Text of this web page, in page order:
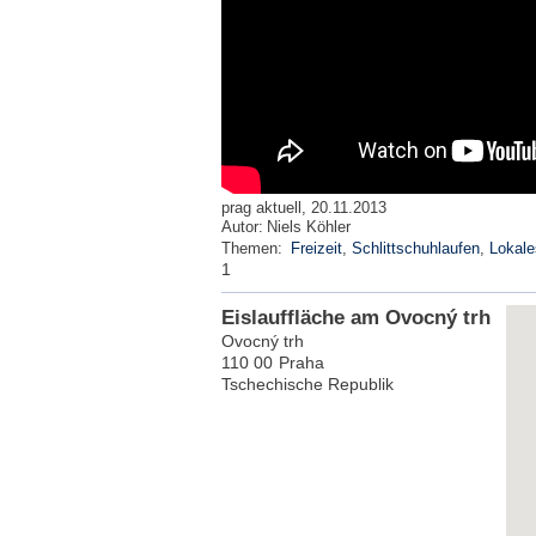
prag aktuell, 20.11.2013
Autor: Niels Köhler
Themen:
Freizeit, Schlittschuhlaufen,
1
Eislauffläche am Ovocný trh
Ovocný trh
110 00 Praha
Tschechische Republik